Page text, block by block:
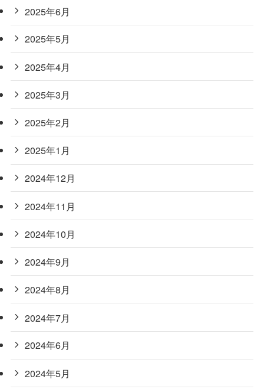
2025年6月
2025年5月
2025年4月
2025年3月
2025年2月
2025年1月
2024年12月
2024年11月
2024年10月
2024年9月
2024年8月
2024年7月
2024年6月
2024年5月